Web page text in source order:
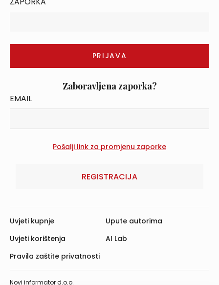
Zaboravljena zaporka?
EMAIL
REGISTRACIJA
Novi informator d.o.o.
Uvjeti kupnje
Uvjeti korištenja
Pravila zaštite privatnosti
Upute autorima
AI Lab